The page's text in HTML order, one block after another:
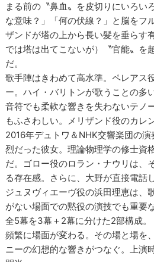
まる前の〝鼻血〟を皮切りにいろい
な意味？」「何の伏線？」と脳をフ
ザンドが塔の上から長い髪を垂らす
では塔は出てこないが）〝官能〟を
だ。
歌手陣はきわめて高水準。ペレアス
ー。ハイ・バリトンが歌うことの多
音符でも柔軟な響きを失わないテノ
もふさわしい。メリザンド役のカレ
2016年デュトワ＆NHK交響楽団の
烈だった彼女。理論物理学の修士資
だ。ゴロー役のロラン・ナウリは、
る存在感。さらに、大野が直接電話
ジュヌヴィエーヴ役の浜田理恵は、
がない場面での黙役の演技でも重要
全5幕を3幕＋2幕に分けた2部構成
頻繁に場面が変わる。その場と場を
ニーの幻想的な響きがつなぐ。上演